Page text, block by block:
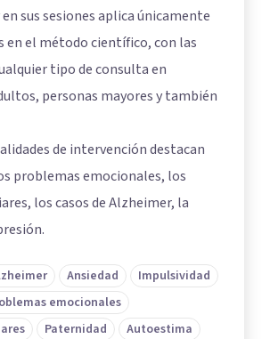
sus sesiones aplica únicamente
en el método científico, con las
tipo de consulta en
personas mayores y también
de intervención destacan
problemas emocionales, los
los casos de Alzheimer, la
Ansiedad
Impulsividad
emocionales
Paternidad
Autoestima